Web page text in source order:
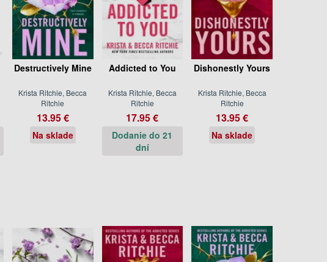
Destructively Mine
Krista Ritchie, Becca
Ritchie
13.95 €
Na sklade
Addicted to You
Krista Ritchie, Becca
Ritchie
17.95 €
Dodanie do 21
dní
Dishonestly Yours
Krista Ritchie, Becca
Ritchie
13.95 €
Na sklade